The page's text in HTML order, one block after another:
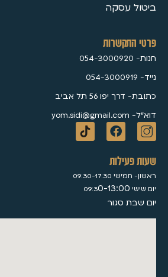
ביטול עסקה
פרטי התקשרות
חנות- 054-3000920
נייד- 054-3000919
כתובת- דרך יפו 56 תל אביב
דוא״ל- yom.sidi@gmail.com
שעות פעילות
ראשון- חמישי 09:30-17:30
יום שישי 09:3 0-13:00
יום שבת סגור